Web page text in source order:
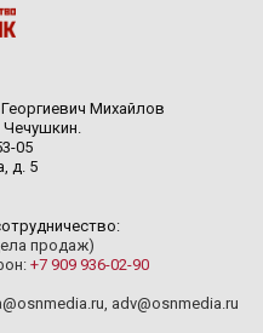
Михайлов
05
д. 5
продаж)
+7 909 936-02-90
, adv@osnmedia.ru